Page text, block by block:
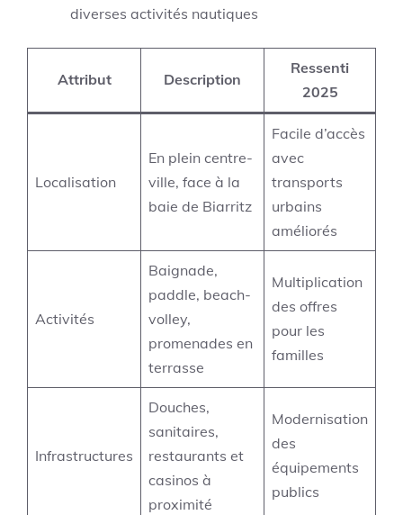
diverses activités nautiques
Attribut Description
Ressenti
2025
Localisation
En plein centre-
ville, face à la
baie de Biarritz
Facile d’accès
avec
transports
urbains
améliorés
Activités
Baignade,
paddle, beach-
volley,
promenades en
terrasse
Multiplication
des offres
pour les
familles
Infrastructures
Douches,
sanitaires,
restaurants et
casinos à
proximité
Modernisation
des
équipements
publics